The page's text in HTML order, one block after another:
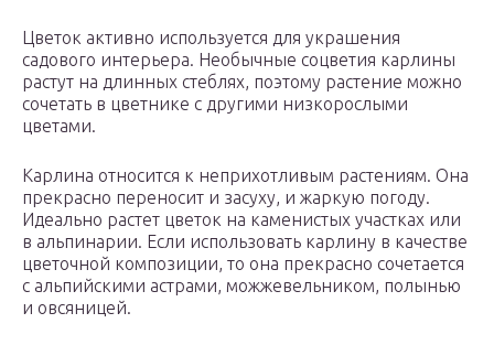
Цветок активно используется для украшения
садового интерьера. Необычные соцветия карлины
растут на длинных стеблях, поэтому растение можно
сочетать в цветнике с другими низкорослыми
цветами.
Карлина относится к неприхотливым растениям. Она
прекрасно переносит и засуху, и жаркую погоду.
Идеально растет цветок на каменистых участках или
в альпинарии. Если использовать карлину в качестве
цветочной композиции, то она прекрасно сочетается
с альпийскими астрами, можжевельником, полынью
и овсяницей.